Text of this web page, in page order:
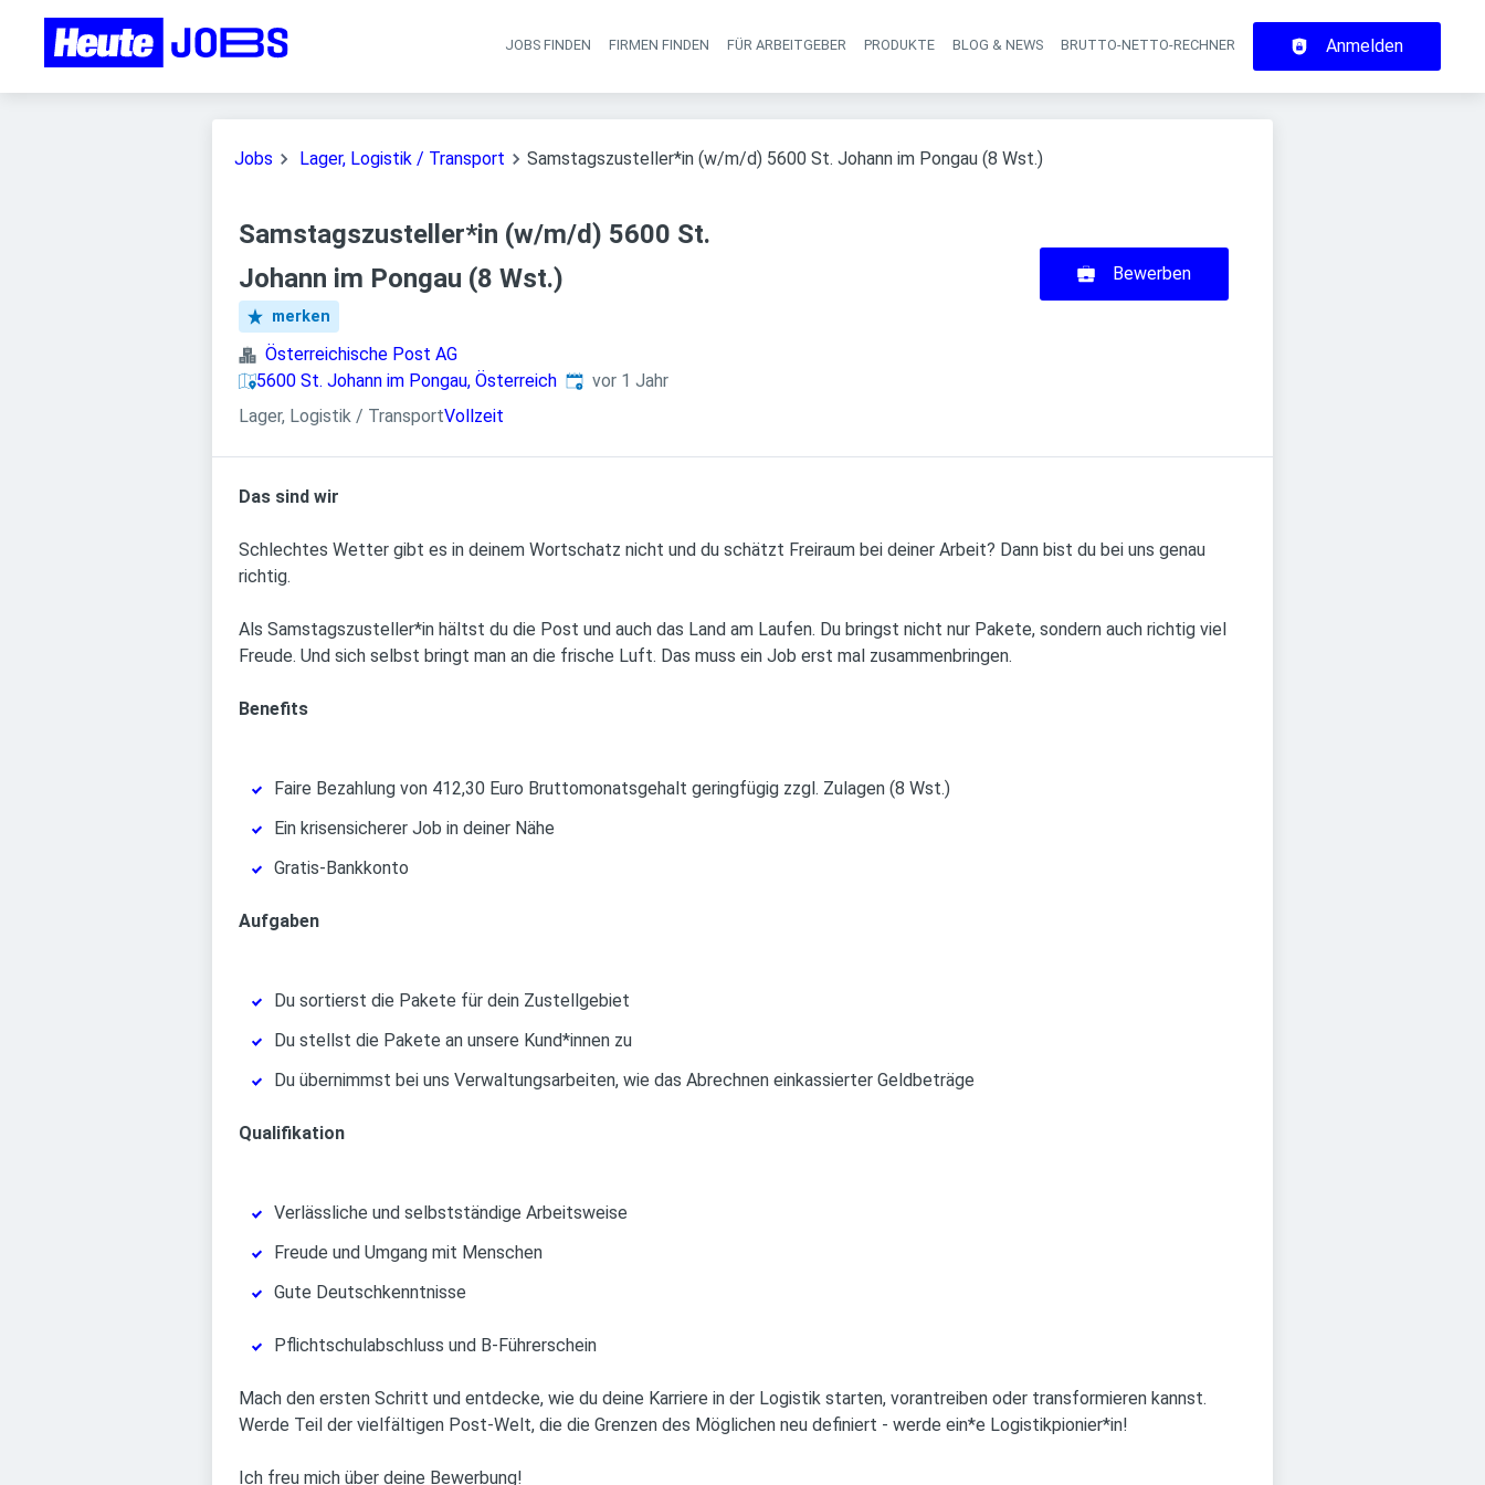
Haupt-Navigation
JOBS FINDEN FIRMEN FINDEN FÜR ARBEITGEBER PRODUKTE BLOG & NEWS BRUTTO-NETTO-RECHNER Anmelden
Jobs Lager, Logistik / Transport Samstagszusteller*in (w/m/d) 5600 St. Johann im Pongau (8 Wst.)
Samstagszusteller*in (w/m/d) 5600 St.
Johann im Pongau (8 Wst.)
merken
Österreichische Post AG
5600 St. Johann im Pongau, Österreich Veröffentlicht
vor 1 Jahr
Lager, Logistik / TransportVollzeit
Bewerben
Das sind wir
Schlechtes Wetter gibt es in deinem Wortschatz nicht und du schätzt Freiraum bei deiner Arbeit? Dann bist du bei uns genau
richtig.
Als Samstagszusteller*in hältst du die Post und auch das Land am Laufen. Du bringst nicht nur Pakete, sondern auch richtig viel
Freude. Und sich selbst bringt man an die frische Luft. Das muss ein Job erst mal zusammenbringen.
Benefits
Faire Bezahlung von 412,30 Euro Bruttomonatsgehalt geringfügig zzgl. Zulagen (8 Wst.)
Ein krisensicherer Job in deiner Nähe
Gratis-Bankkonto
Aufgaben
Du sortierst die Pakete für dein Zustellgebiet
Du stellst die Pakete an unsere Kund*innen zu
Du übernimmst bei uns Verwaltungsarbeiten, wie das Abrechnen einkassierter Geldbeträge
Qualifikation
Verlässliche und selbstständige Arbeitsweise
Freude und Umgang mit Menschen
Gute Deutschkenntnisse
Pflichtschulabschluss und B-Führerschein
Mach den ersten Schritt und entdecke, wie du deine Karriere in der Logistik starten, vorantreiben oder transformieren kannst.
Werde Teil der vielfältigen Post-Welt, die die Grenzen des Möglichen neu definiert - werde ein*e Logistikpionier*in!
Ich freu mich über deine Bewerbung!